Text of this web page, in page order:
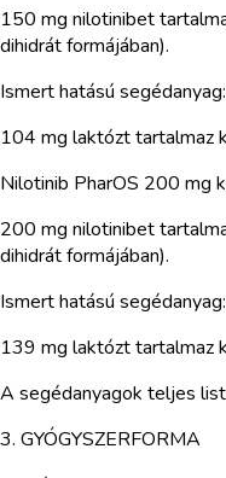
150 mg nilotinibet
dihidrát formájában).
Ismert hatású segédanyag:
104 mg laktózt tartalmaz
Nilotinib PharOS 200 mg
200 mg nilotinibet
dihidrát formájában).
Ismert hatású segédanyag:
139 mg laktózt tartalmaz
A segédanyagok teljes
3. GYÓGYSZERFORMA